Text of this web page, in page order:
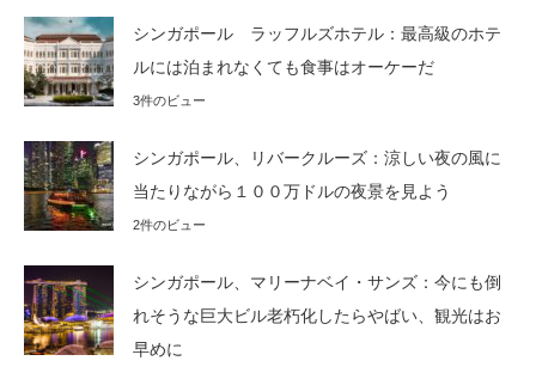
シンガポール ラッフルズホテル：最高級のホテ
ルには泊まれなくても食事はオーケーだ
3件のビュー
シンガポール、リバークルーズ：涼しい夜の風に
当たりながら１００万ドルの夜景を見よう
2件のビュー
シンガポール、マリーナベイ・サンズ：今にも倒
れそうな巨大ビル老朽化したらやばい、観光はお
早めに